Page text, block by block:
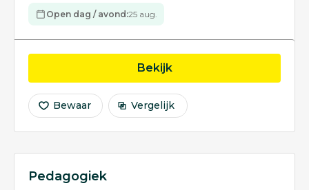
Open dag / avond:25 aug.
Bekijkopleiding Pedagogiek
Bewaar Vergelijk
Pedagogiek